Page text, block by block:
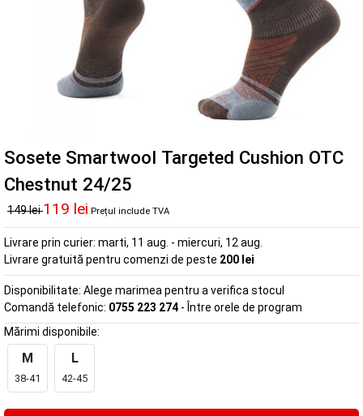
Sosete Smartwool Targeted Cushion OTC
Chestnut 24/25
149 lei119 lei Prețul include TVA
Livrare prin curier: marti, 11 aug. - miercuri, 12 aug.
Livrare gratuită pentru comenzi de peste 200 lei
Disponibilitate: Alege marimea pentru a verifica stocul
Comandă telefonic: 0755 223 274 - Între orele de program
Mărimi disponibile:
M
38-41
L
42-45